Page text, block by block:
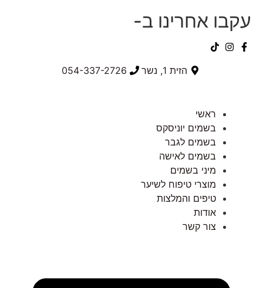
הזית 1, נשר 054-337-2726⁩
עקבו אחרינו ב-
ראשי
בשמים יוניסקס
בשמים לגבר
בשמים לאישה
מיני בשמים
מוצרי טיפוח לשיער
טיפים והמלצות
אודות
צור קשר